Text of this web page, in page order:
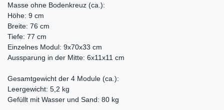
Masse ohne Bodenkreuz (ca.):
Höhe: 9 cm
Breite: 76 cm
Tiefe: 77 cm
Einzelnes Modul: 9x70x33 cm
Aussparung in der Mitte: 6x11x11 cm
Gesamtgewicht der 4 Module (ca.):
Leergewicht: 5,2 kg
Gefüllt mit Wasser und Sand: 80 kg